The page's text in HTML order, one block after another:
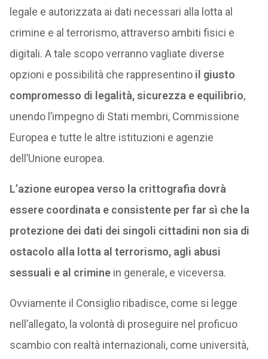
legale e autorizzata ai dati necessari alla lotta al
crimine e al terrorismo, attraverso ambiti fisici e
digitali. A tale scopo verranno vagliate diverse
opzioni e possibilità che rappresentino il giusto
compromesso di legalità, sicurezza e equilibrio,
unendo l’impegno di Stati membri, Commissione
Europea e tutte le altre istituzioni e agenzie
dell’Unione europea.
L’azione europea verso la crittografia dovrà
essere coordinata e consistente per far sì che la
protezione dei dati dei singoli cittadini non sia di
ostacolo alla lotta al terrorismo, agli abusi
sessuali e al criminein generale, e viceversa.
Ovviamente il Consiglio ribadisce, come si legge
nell’allegato, la volontà di proseguire nel proficuo
scambio con realtà internazionali, come università,